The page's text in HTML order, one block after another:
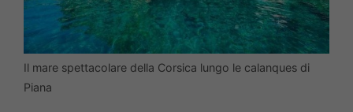
Il mare spettacolare della Corsica lungo le calanques di
Piana